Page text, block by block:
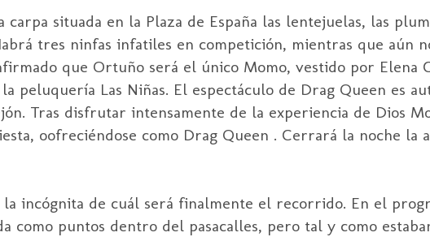
situada en la Plaza de España las lentejuelas, las
tres ninfas infatiles en competición, mientras que aún
que Ortuño será el único Momo, vestido por Elena
peluquería Las Niñas. El espectáculo de Drag Queen es
Tras disfrutar intensamente de la experiencia de Dios
oofreciéndose como Drag Queen . Cerrará la noche la
la incógnita de cuál será finalmente el recorrido. En el
como puntos dentro del pasacalles, pero tal y como